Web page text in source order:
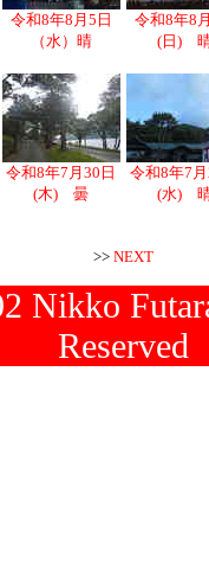
令和8年8月5日
（水）晴
令和8年8
(日)
令和8年7月30日
(木) 曇
令和8年7
(水)
>> NEXT
Nikko
Reserved